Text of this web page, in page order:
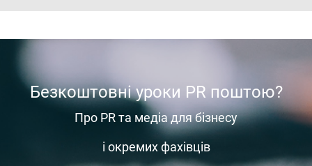
Безкоштовні уроки PR поштою?
Про PR та медіа для бізнесу
і окремих фахівців